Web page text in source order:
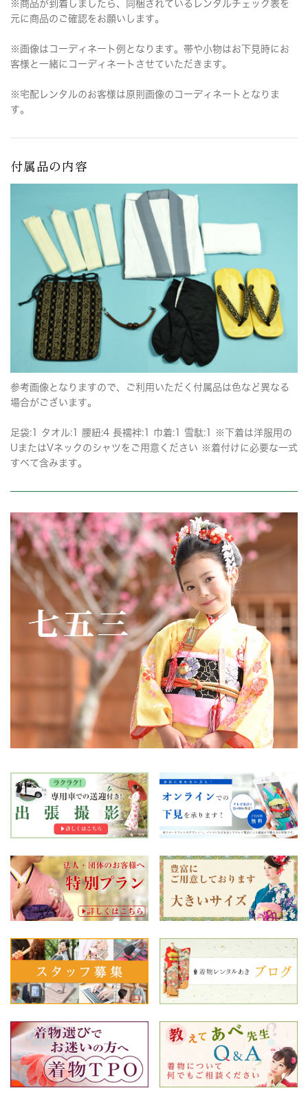
※商品が到着しましたら、同梱されているレンタルチェック表を
元に商品のご確認をお願いします。
※画像はコーディネート例となります。帯や小物はお下見時にお
客様と一緒にコーディネートさせていただきます。
※宅配レンタルのお客様は原則画像のコーディネートとなりま
す。
付属品の内容
参考画像となりますので、ご利用いただく付属品は色など異なる
場合がございます。
足袋:1 タオル:1 腰紐:4 長襦袢:1 巾着:1 雪駄:1 ※下着は洋服用の
UまたはVネックのシャツをご用意ください ※着付けに必要な一式
すべて含みます。